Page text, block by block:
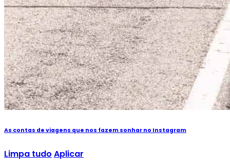
As contas de viagens que nos fazem sonhar no Instagram
Limpa tudo Aplicar